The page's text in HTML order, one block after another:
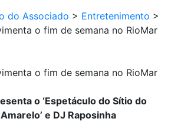
do Associado > Entretenimento >
o fim de semana no RioMar
o fim de semana no RioMar
o ‘Espetáculo do Sítio do
e DJ Raposinha